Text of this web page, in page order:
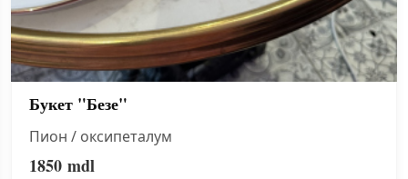
Букет "Безе"
Пион / оксипеталум
1850 mdl